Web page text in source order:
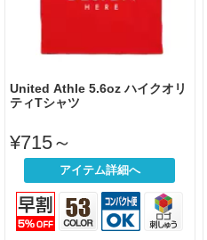
United Athle 5.6oz ハイクオリ
ティTシャツ
¥715～
アイテム詳細へ